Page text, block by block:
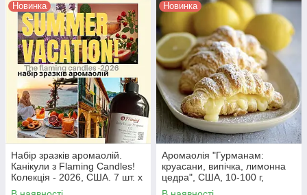
Новинка
Набір зразків аромаолій.
Канікули з Flaming Candles!
Колекція - 2026, США. 7 шт. х
10 г зразки
Новинка
Аромаолія "Гурманам:
круасани, випічка, лимонна
цедра", США, 10-100 г,
"Gorgeous Gourmands",